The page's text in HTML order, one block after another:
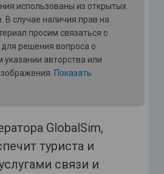
использованы из открытых
В случае наличия прав на
просим связаться с
решения вопроса о
указании авторства или
Показать
GlobalSim,
туриста и
связи и